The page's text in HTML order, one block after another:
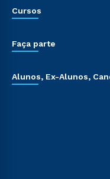
Cursos
Faça parte
Alunos, Ex-Alunos,